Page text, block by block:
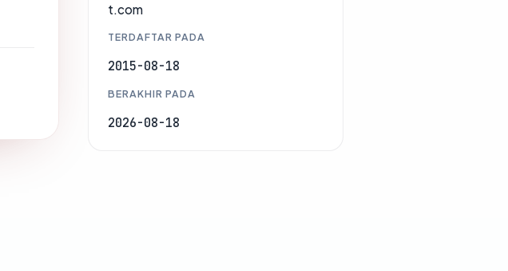
t.com
TERDAFTAR PADA
2015-08-18
BERAKHIR PADA
2026-08-18